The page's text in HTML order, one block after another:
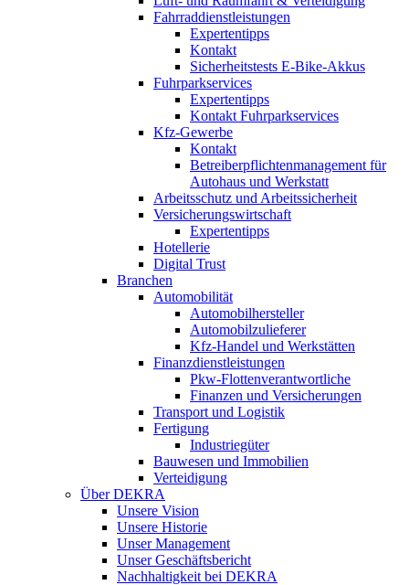
Fahrraddienstleistungen
Expertentipps
Kontakt
Sicherheitstests E-Bike-Akkus
Fuhrparkservices
Expertentipps
Kontakt Fuhrparkservices
Kfz-Gewerbe
Kontakt
Betreiberpflichtenmanagement für
Autohaus und Werkstatt
Arbeitsschutz und Arbeitssicherheit
Versicherungswirtschaft
Expertentipps
Hotellerie
Digital Trust
Branchen
Automobilität
Automobilhersteller
Automobilzulieferer
Kfz-Handel und Werkstätten
Finanzdienstleistungen
Pkw‑Flottenverantwortliche
Finanzen und Versicherungen
Transport und Logistik
Fertigung
Industriegüter
Bauwesen und Immobilien
Verteidigung
Über DEKRA
Unsere Vision
Unsere Historie
Unser Management
Unser Geschäftsbericht
Nachhaltigkeit bei DEKRA